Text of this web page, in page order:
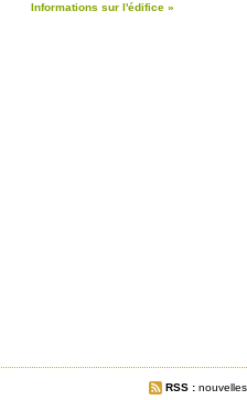
Informations sur l'édifice »
RSS : nouvelles